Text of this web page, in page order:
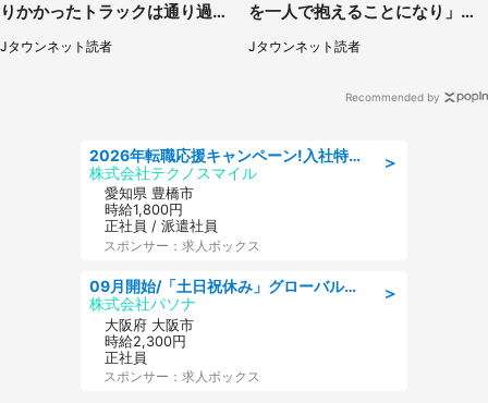
りかかったトラックは通り過ぎ
ていき...（福岡県・30代女性）
Jタウンネット読者
を一人で抱えることになり」
（岩手県・40代女性）
Jタウンネット読者
Recommended by
＞
2026年転職応援キャンペーン!入社特典58万円/デンソーで働こう!自動車工場で小型部品の検査業務 denso aichi
株式会社テクノスマイル
愛知県 豊橋市
時給1,800円
正社員 / 派遣社員
スポンサー：求人ボックス
＞
09月開始/「土日祝休み」グローバル企業での産業保健のお仕事/保健師/高時給/残業なし/服装自由
株式会社パソナ
大阪府 大阪市
時給2,300円
正社員
スポンサー：求人ボックス